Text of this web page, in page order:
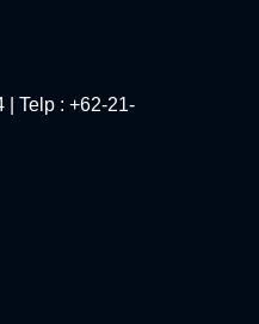
Telp : +62-21-